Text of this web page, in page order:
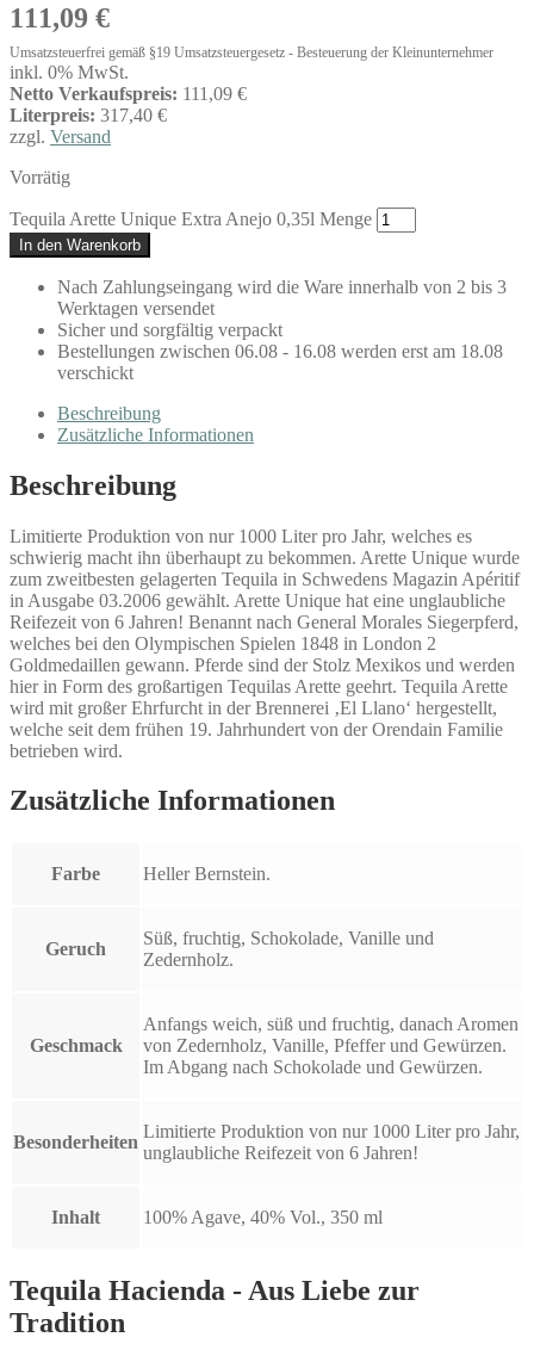
111,09 €
Umsatzsteuerfrei gemäß §19 Umsatzsteuergesetz - Besteuerung der Kleinunternehmer
inkl. 0% MwSt.
Netto Verkaufspreis: 111,09 €
Literpreis: 317,40 €
zzgl. Versand
Vorrätig
Tequila Arette Unique Extra Anejo 0,35l Menge
In den Warenkorb
Nach Zahlungseingang wird die Ware innerhalb von 2 bis 3
Werktagen versendet
Sicher und sorgfältig verpackt
Bestellungen zwischen 06.08 - 16.08 werden erst am 18.08
verschickt
Beschreibung
Zusätzliche Informationen
Beschreibung
Limitierte Produktion von nur 1000 Liter pro Jahr, welches es
schwierig macht ihn überhaupt zu bekommen. Arette Unique wurde
zum zweitbesten gelagerten Tequila in Schwedens Magazin Apéritif
in Ausgabe 03.2006 gewählt. Arette Unique hat eine unglaubliche
Reifezeit von 6 Jahren! Benannt nach General Morales Siegerpferd,
welches bei den Olympischen Spielen 1848 in London 2
Goldmedaillen gewann. Pferde sind der Stolz Mexikos und werden
hier in Form des großartigen Tequilas Arette geehrt. Tequila Arette
wird mit großer Ehrfurcht in der Brennerei ‚El Llano‘ hergestellt,
welche seit dem frühen 19. Jahrhundert von der Orendain Familie
betrieben wird.
Zusätzliche Informationen
Farbe Heller Bernstein.
Geruch
Süß, fruchtig, Schokolade, Vanille und
Zedernholz.
Geschmack
Anfangs weich, süß und fruchtig, danach Aromen
von Zedernholz, Vanille, Pfeffer und Gewürzen.
Im Abgang nach Schokolade und Gewürzen.
Besonderheiten
Limitierte Produktion von nur 1000 Liter pro Jahr,
unglaubliche Reifezeit von 6 Jahren!
Inhalt 100% Agave, 40% Vol., 350 ml
Tequila Hacienda - Aus Liebe zur
Tradition